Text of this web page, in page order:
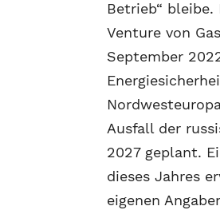
Betrieb“
Venture von
September
Ausfall der
2027 geplant.
dieses Jahres
eigenen